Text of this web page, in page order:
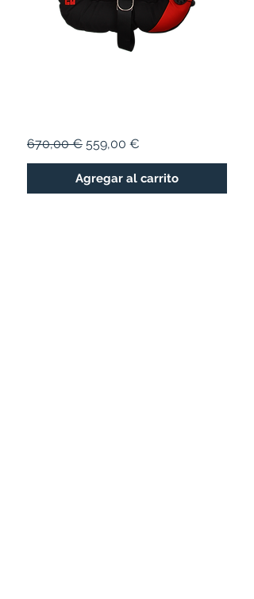
Precio
670,00 € Precio de oferta
559,00 €
Agregar al carrito